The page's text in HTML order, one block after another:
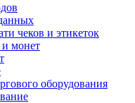
чеков и этикеток
и монет
оборудования